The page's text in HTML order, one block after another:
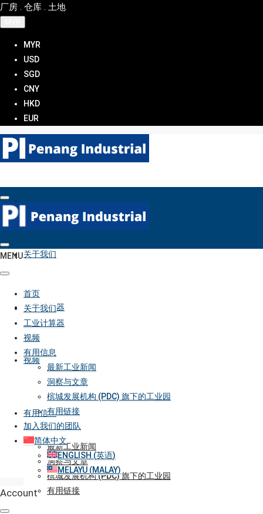
厂房 . 仓库 . 土地
MYR
USD
SGD
CNY
HKD
EUR
首页
关于我们
工业计算器
视频
有用信息
最新工业新闻
洞察与文章
槟城发展机构 (PDC) 旗下的工业园
有用链接
MENU
首页
关于我们
工业计算器
视频
有用信息
最新工业新闻
洞察与文章
槟城发展机构 (PDC) 旗下的工业园
有用链接
加入我们的团队
简体中文
ENGLISH (英语)
MELAYU (MALAY)
Account